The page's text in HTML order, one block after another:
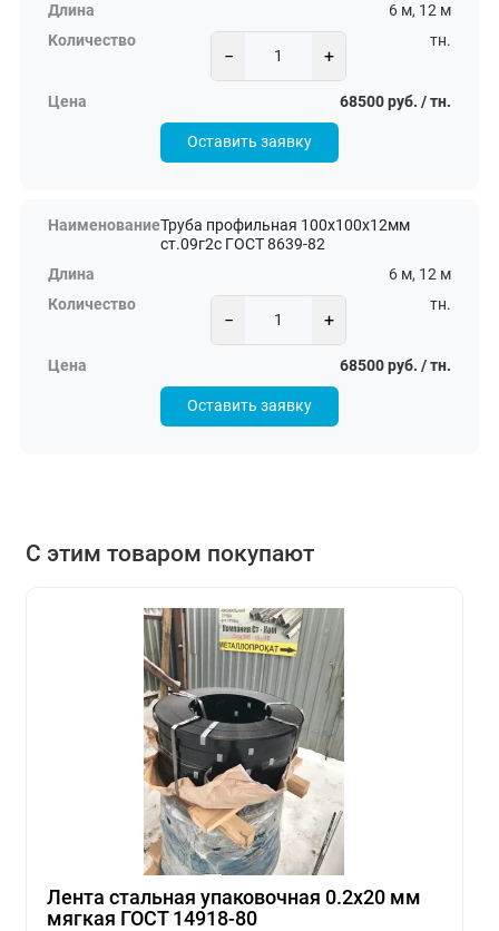
6 м, 12 м
− +
тн.
68500 руб. / тн.
Оставить заявку
Труба профильная 100х100х12мм
ст.09г2с ГОСТ 8639-82
6 м, 12 м
− +
тн.
68500 руб. / тн.
Оставить заявку
С этим товаром покупают
Лента стальная упаковочная 0.2х20 мм
мягкая ГОСТ 14918-80